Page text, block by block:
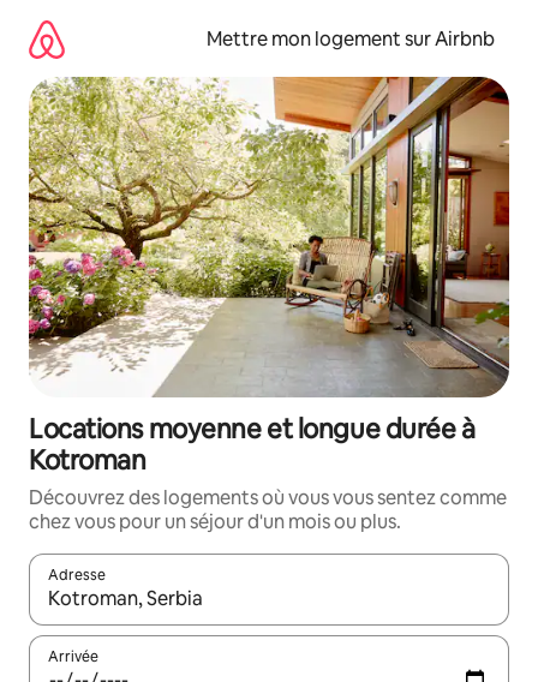
directement
contenu
Mettre mon logement sur Airbnb
Locations moyenne et longue durée à
Kotroman
Découvrez des logements où vous vous sentez comme
chez vous pour un séjour d'un mois ou plus.
Adresse
Lorsque les résultats s'affichent, utilisez les flèches vers le
Arrivée